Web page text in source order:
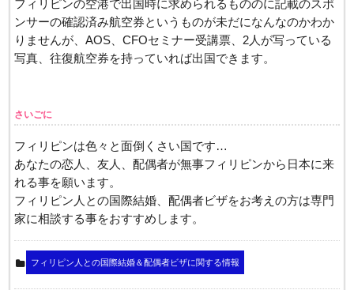
フィリピンの空港で出国時に求められるもののに記載のスポ
ンサーの確認済み航空券というものが未だになんなのかわか
りませんが、AOS、CFOセミナー受講票、2人が写っている
写真、往復航空券を持っていれば出国できます。
さいごに
フィリピンは色々と面倒くさい国です…
あなたの恋人、友人、配偶者が無事フィリピンから日本に来
れる事を願います。
フィリピン人との国際結婚、配偶者ビザをお考えの方は専門
家に相談する事をおすすめします。
フィリピン人との国際結婚＆配偶者ビザに関する情報